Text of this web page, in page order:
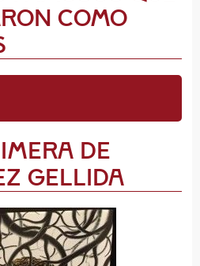
como
de
Gellida